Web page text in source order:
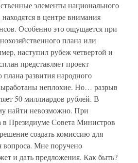
элементы национального
находятся в центре внимания
Особенно это ощущается при
плана или
наступил рубеж четвертой и
представляет проект
плана развития народного
неплохие. Но… разрыв
50 миллиардов рублей. В
найти невозможно. При
в Президиуме Совета Министров
создать комиссию для
вопроса. Мне поручено
и дать предложения. Как быть?